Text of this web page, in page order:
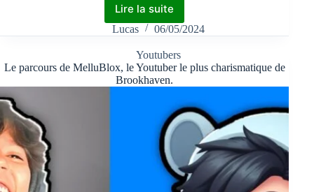
Lire la suite
Lucas 06/05/2024
Youtubers
Le parcours de MelluBlox, le Youtuber le plus charismatique de
Brookhaven.